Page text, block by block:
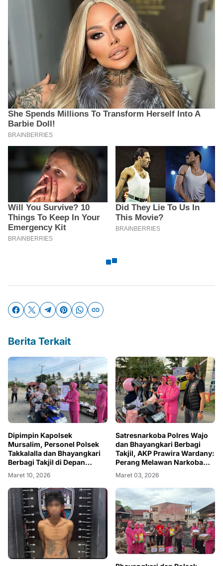
Berita Terkait
Dipimpin Kapolsek
Mursalim, Personel Polsek
Takkalalla dan Bhayangkari
Berbagi Takjil di Depan
Mapolsek
Maret 10, 2026
Satresnarkoba Polres Wajo
dan Bhayangkari Berbagi
Takjil, AKP Prawira Wardany:
Perang Melawan Narkoba
Tanggung Jawab Bersama
Maret 03, 2026